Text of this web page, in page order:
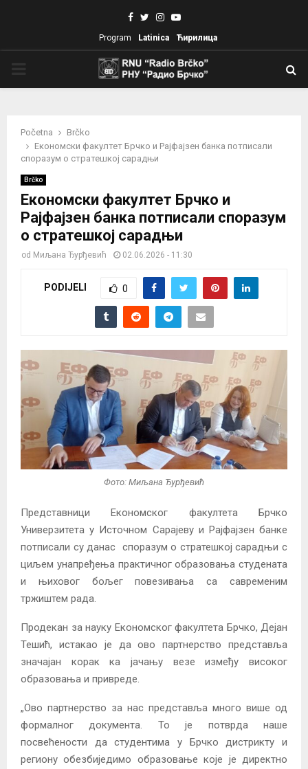
Facebook
TwitterInstagram
Youtube
Program Latinica Ћирилица
Početna
Brčko
Економски факултет Брчко и Рајфајзен банка потписали
споразум о стратешкој сарадњи
Brčko
Економски факултет Брчко и
Рајфајзен банка потписали споразум
о стратешкој сарадњи
od Миљана Ђурђевић 02.06.2026 - 11:30
PODIJELI 0
Фото: Миљана Ђурђевић
Представници Економског факултета Брчко
Универзитета у Источном Сарајеву и Рајфајзен банке
потписали су данас споразум о стратешкој сарадњи с
циљем унапређења практичног образовања студената
и њиховог бољег повезивања са савременим
тржиштем рада.
Продекан за науку Економског факултета Брчко, Дејан
Тешић, истакао је да ово партнерство представља
значајан корак ка јачању везе између високог
образовања и привреде.
„Ово партнерство за нас представља много више од
формалног документа. То је потврда наше
посвећености да студентима у Брчко дистрикту и
региону обезбиједимо образовање које је директно